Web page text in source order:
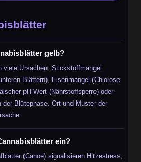
gelb?
viele Ursachen: Stickstoffmangel
Blättern), Eisenmangel (Chlorose
pH-Wert (Nährstoffsperre) oder
der Blütephase. Ort und Muster der
ein?
(Canoe) signalisieren Hitzestress,